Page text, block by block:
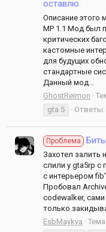
оставлю.
Описание этого
MP 1.1 Мод был
критических
кастомные
для будущих
стандартные
Данный мод...
GhostReimon
gta 5
Ответы:
Проблема
Захотел залить
слили у gta5rp с
с интерьером
Пробовал
codewalker,
только
EsbMaykya
Тема